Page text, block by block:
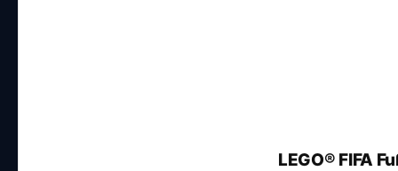
LEGO® FIFA